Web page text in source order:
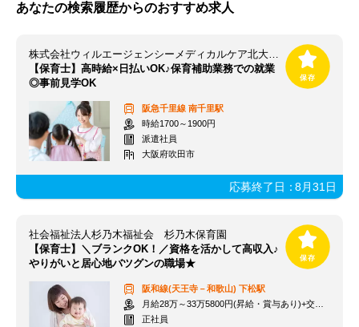
あなたの検索履歴からのおすすめ求人
株式会社ウィルエージェンシーメディカルケア北大阪支店
【保育士】高時給×日払いOK♪保育補助業務での就業
◎事前見学OK
阪急千里線 南千里駅
時給1700～1900円
派遣社員
大阪府吹田市
応募終了日：8月31日
社会福祉法人杉乃木福祉会 杉乃木保育園
【保育士】＼ブランクOK！／資格を活かして高収入♪
やりがいと居心地バツグンの職場★
阪和線(天王寺－和歌山) 下松駅
月給28万～33万5800円(昇給・賞与あり)+交通費規定支給
正社員